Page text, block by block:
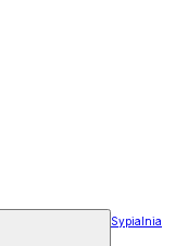
Sypialnia